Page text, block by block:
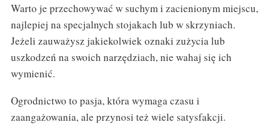
Warto je przechowywać w suchym i zacienionym miejscu,
najlepiej na specjalnych stojakach lub w skrzyniach.
Jeżeli zauważysz jakiekolwiek oznaki zużycia lub
uszkodzeń na swoich narzędziach, nie wahaj się ich
wymienić.
Ogrodnictwo to pasja, która wymaga czasu i
zaangażowania, ale przynosi też wiele satysfakcji.